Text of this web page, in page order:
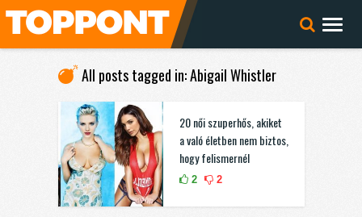
All posts tagged in: Abigail Whistler
20 női szuperhős, akiket
a való életben nem biztos,
hogy felismernél
2 2